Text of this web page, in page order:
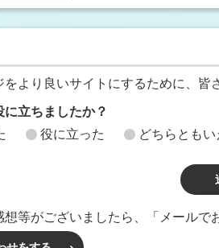
より良いサイトにするために、皆
立ちましたか？
役に立った どちらともい
等がございましたら、「メールで